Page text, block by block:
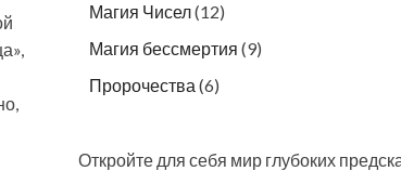
Магия Чисел(12)
Магия бессмертия (9)
Пророчества (6)
Откройте для себя мир глубоких